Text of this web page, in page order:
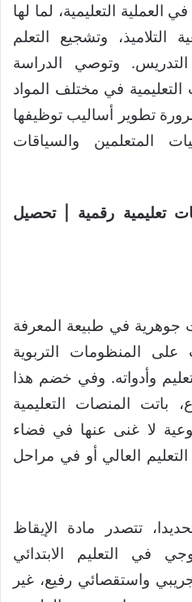
العملية التعليمية، لما لها
وتشجيع التعلم
وتوصي الدراسة
في مختلف المواد
تطوير أساليب توظيفها
المتعلمين والسياقات
تعليمية رقمية | تحصيل
جوهرية في طبيعة المعرفة
على المنظومات التربوية
وأدواته. وفي خضم هذا
باتت المنصات التعليمية
لا غنى عنها في فضاء
العالي أو في مراحل
تتصدر مادة الإيقاظ
في التعليم الابتدائي
واستقصائي رفيع، غير